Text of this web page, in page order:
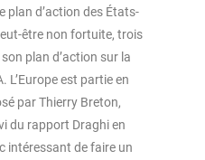
plan d’action des États-
être non fortuite, trois
plan d’action sur la
L’Europe est partie en
par Thierry Breton,
du rapport Draghi en
intéressant de faire un